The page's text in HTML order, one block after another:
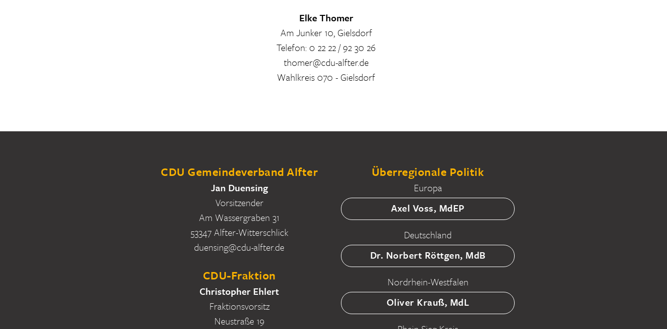
Elke Thomer
Am Junker 10, Gielsdorf
Telefon: 0 22 22 / 92 30 26
thomer@cdu-alfter.de
Wahlkreis 070 - Gielsdorf
CDU Gemeindeverband Alfter
Jan Duensing
Vorsitzender
Am Wassergraben 31
53347 Alfter-Witterschlick
duensing@cdu-alfter.de
CDU-Fraktion
Christopher Ehlert
Fraktionsvorsitz
Neustraße 19
Überregionale Politik
Europa
Axel Voss, MdEP
Deutschland
Dr. Norbert Röttgen, MdB
Nordrhein-Westfalen
Oliver Krauß, MdL